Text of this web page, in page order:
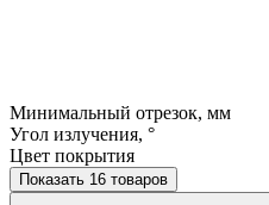
Минимальный отрезок, мм
Угол излучения, °
Цвет покрытия
Показать 16 товаров